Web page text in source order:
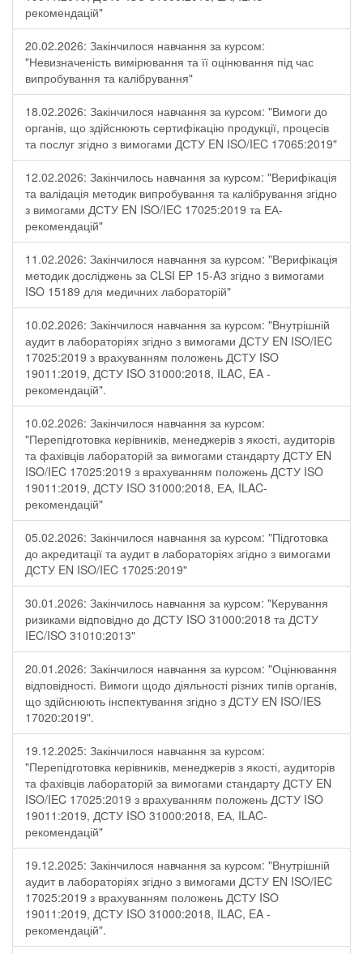
рекомендацій"
20.02.2026: Закінчилося навчання за курсом:
"Невизначеність вимірювання та її оцінювання під час
випробування та калібрування"
18.02.2026: Закінчилося навчання за курсом: "Вимоги до
органів, що здійснюють сертифікацію продукції, процесів
та послуг згідно з вимогами ДСТУ EN ISO/IEC 17065:2019"
12.02.2026: Закінчилось навчання за курсом: "Верифікація
та валідація методик випробування та калібрування згідно
з вимогами ДСТУ EN ISO/IEC 17025:2019 та ЕА-
рекомендацій"
11.02.2026: Закінчилося навчання за курсом: "Верифікація
методик досліджень за CLSI EP 15-A3 згідно з вимогами
ISO 15189 для медичних лабораторій"
10.02.2026: Закінчилося навчання за курсом: "Внутрішній
аудит в лабораторіях згідно з вимогами ДСТУ EN ISO/IEC
17025:2019 з врахуванням положень ДСТУ ISO
19011:2019, ДСТУ ISO 31000:2018, ILAC, EA -
рекомендацій".
10.02.2026: Закінчилося навчання за курсом:
"Перепідготовка керівників, менеджерів з якості, аудиторів
та фахівців лабораторій за вимогами стандарту ДСТУ EN
ISO/IEC 17025:2019 з врахуванням положень ДСТУ ISO
19011:2019, ДСТУ ISO 31000:2018, ЕА, ILAC-
рекомендацій"
05.02.2026: Закінчилося навчання за курсом: "Підготовка
до акредитації та аудит в лабораторіях згідно з вимогами
ДСТУ EN ISO/IEC 17025:2019"
30.01.2026: Закінчилось навчання за курсом: "Керування
ризиками відповідно до ДСТУ ISO 31000:2018 та ДСТУ
IEC/ISO 31010:2013"
20.01.2026: Закінчилося навчання за курсом: "Оцінювання
відповідності. Вимоги щодо діяльності різних типів органів,
що здійснюють інспектування згідно з ДСТУ ЕN ISO/IES
17020:2019".
19.12.2025: Закінчилося навчання за курсом:
"Перепідготовка керівників, менеджерів з якості, аудиторів
та фахівців лабораторій за вимогами стандарту ДСТУ EN
ISO/IEC 17025:2019 з врахуванням положень ДСТУ ISO
19011:2019, ДСТУ ISO 31000:2018, ЕА, ILAC-
рекомендацій"
19.12.2025: Закінчилося навчання за курсом: "Внутрішній
аудит в лабораторіях згідно з вимогами ДСТУ EN ISO/IEC
17025:2019 з врахуванням положень ДСТУ ISO
19011:2019, ДСТУ ISO 31000:2018, ILAC, EA -
рекомендацій".